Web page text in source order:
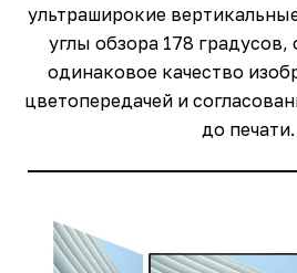
ультраширокие
углы обзора 178
одинаковое качество
цветопередачей и
до печати.